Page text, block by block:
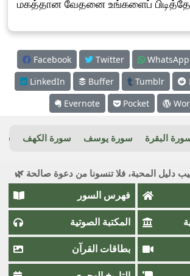
மகத்தான வேதனை உங்களைப் பிடித்தே
Facebook Twitter WhatsApp
LinkedIn
Buffer Tumblr
Evernote
Pocket
البقرة سورة يوسف سورة الكهف
دليل المحبة، فلا تنسونا من دعوة صالحة 🌿
فهرس السور
المكتبة الصوتية
بطاقات القرآن